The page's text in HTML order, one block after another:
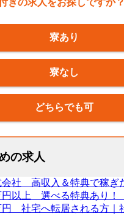
きの求人をお探しですか？
寮あり
寮なし
どちらでも可
の求人